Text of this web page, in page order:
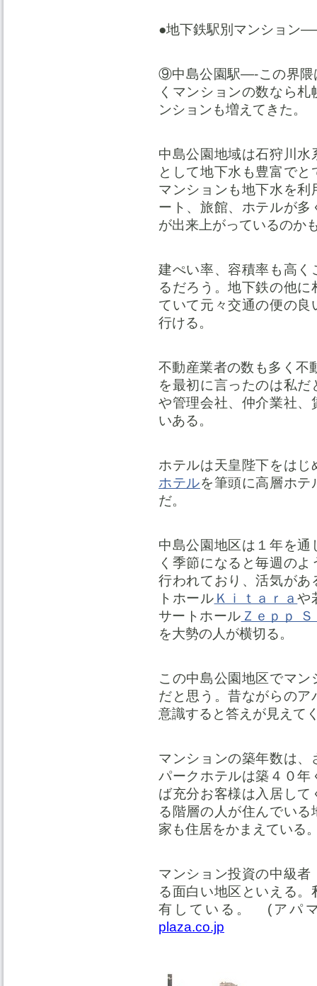
●地下鉄駅別マンション
⑨中島公園駅—-この界隈
くマンションの数なら
ンションも増えてきた。
中島公園地域は石狩川水
として地下水も豊富で
マンションも地下水を
ート、旅館、ホテルが
が出来上がっているのか
建ぺい率、容積率も高
るだろう。地下鉄の他
ていて元々交通の便の
行ける。
不動産業者の数も多く不
を最初に言ったのは私
や管理会社、仲介業社
いある。
ホテルは天皇陛下をは
ホテルを筆頭に高層ホ
だ。
中島公園地区は１年を
く季節になると毎週の
行われており、活気が
トホール Ｋｉｔａｒａや
サートホール Ｚｅｐｐ
を大勢の人が横切る。
この中島公園地区でマ
だと思う。昔ながらの
意識すると答えが見えて
マンションの築年数は
パークホテルは築４０
ば充分お客様は入居し
る階層の人が住んでい
家も住居をかまえている
マンション投資の中級
る面白い地区といえる
有している。 (ア
plaza.co.jp